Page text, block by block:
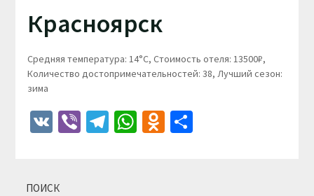
Красноярск
Средняя температура: 14°C, Стоимость отеля: 13500₽,
Количество достопримечательностей: 38, Лучший сезон:
зима
VKViberTelegram
WhatsApp
Odnoklassniki
Отправить
ПОИСК